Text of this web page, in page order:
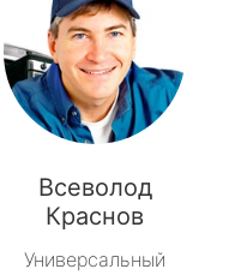
Всеволод
Краснов
Универсальный